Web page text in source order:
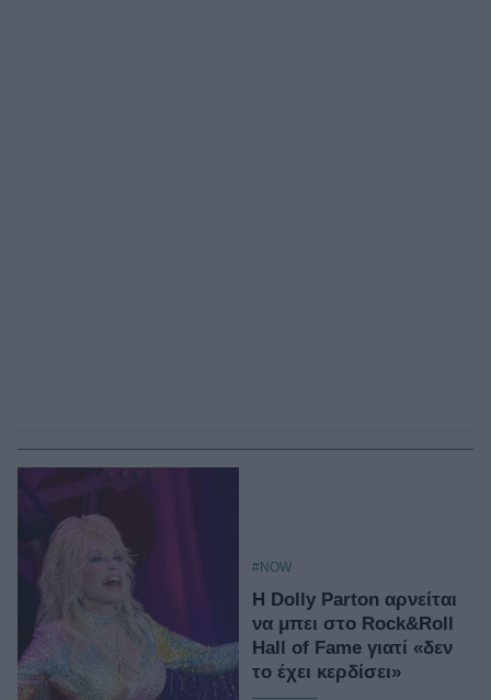
#NOW
Η Dolly Parton αρνείται
να μπει στο Rock&Roll
Hall of Fame γιατί «δεν
το έχει κερδίσει»